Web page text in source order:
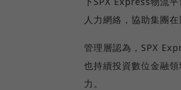
人力網絡，協助集團
管理層認為，SPX
也持續投資數位金融
力。